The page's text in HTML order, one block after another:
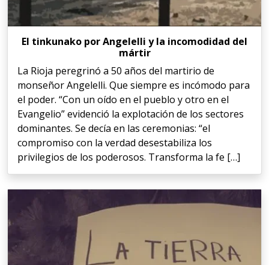
El tinkunako por Angelelli y la incomodidad del
mártir
La Rioja peregrinó a 50 años del martirio de
monseñor Angelelli. Que siempre es incómodo para
el poder. “Con un oído en el pueblo y otro en el
Evangelio” evidenció la explotación de los sectores
dominantes. Se decía en las ceremonias: “el
compromiso con la verdad desestabiliza los
privilegios de los poderosos. Transforma la fe […]